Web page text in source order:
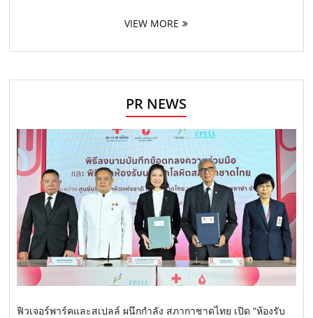
VIEW MORE
PR NEWS
ฟิวเจอร์พาร์คและสเปลล์ ผนึกกำลัง สภากาชาดไทย เปิด “ห้องรับ